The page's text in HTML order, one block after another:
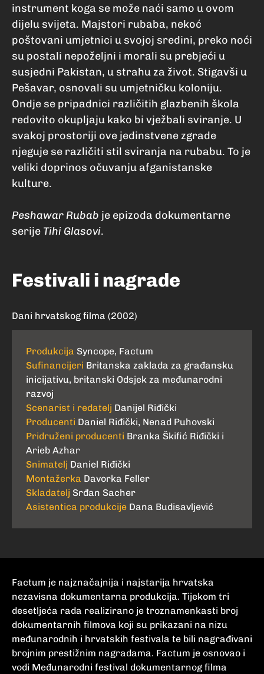
instrument koga se može naći samo u ovom
dijelu svijeta. Majstori rubaba, nekoć
poštovani umjetnici u svojoj sredini, preko noći
su postali nepoželjni i morali su prebjeći u
susjedni Pakistan, u strahu za život. Stigavši u
Pešavar, osnovali su umjetničku koloniju.
Ondje se pripadnici različitih glazbenih škola
redovito okupljaju kako bi vježbali sviranje. U
svakoj prostoriji ove jedinstvene zgrade
njeguje se različiti stil sviranja na rubabu. To je
veliki doprinos očuvanju afganistanske
kulture.
Peshawar Rubab je epizoda dokumentarne
serije Tihi Glasovi.
Festivali i nagrade
Dani hrvatskog filma (2002)
Produkcija Syncope, Factum
Sufinancijeri Britanska zaklada za građansku
inicijativu, britanski Odsjek za međunarodni
razvoj
Scenarist i redatelj Danijel Riđički
Producenti Daniel Riđički, Nenad Puhovski
Pridruženi producenti Branka Škifić Riđički i
Arieb Azhar
Snimatelj Daniel Riđički
Montažerka Davorka Feller
Skladatelj Srđan Sacher
Asistentica produkcije Dana Budisavljević
Factum je najznačajnija i najstarija hrvatska
nezavisna dokumentarna produkcija. Tijekom tri
desetljeća rada realizirano je troznamenkasti broj
dokumentarnih filmova koji su prikazani na nizu
međunarodnih i hrvatskih festivala te bili nagrađivani
brojnim prestižnim nagradama. Factum je osnovao i
vodi Međunarodni festival dokumentarnog filma